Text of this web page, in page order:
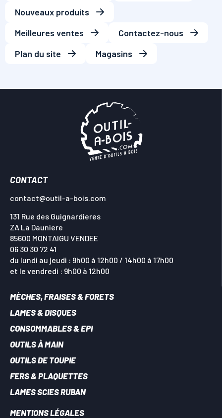
Nouveaux produits
Meilleures ventes
Contactez-nous
Plan du site
Magasins
CONTACT
contact@outil-a-bois.com
131 Rue des Guignardieres
ZA La Dauniere
85600 MONTAIGU VENDEE
06 30 30 72 41
du lundi au jeudi : 9h00 à 12h00 / 14h00 à 17h00
et le vendredi : 9h00 à 12h00
MÈCHES, FRAISES & FORETS
LAMES & DISQUES
CONSOMMABLES & EPI
OUTILS À MAIN
OUTILS DE TOUPIE
FERS & PLAQUETTES
LAMES SCIES RUBAN
MENTIONS LÉGALES